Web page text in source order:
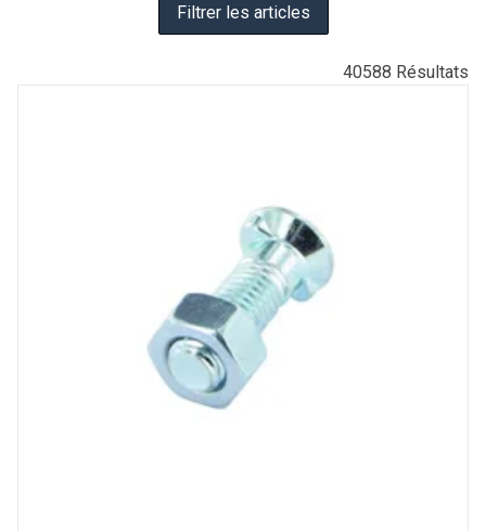
Filtrer les articles
40588 Résultats